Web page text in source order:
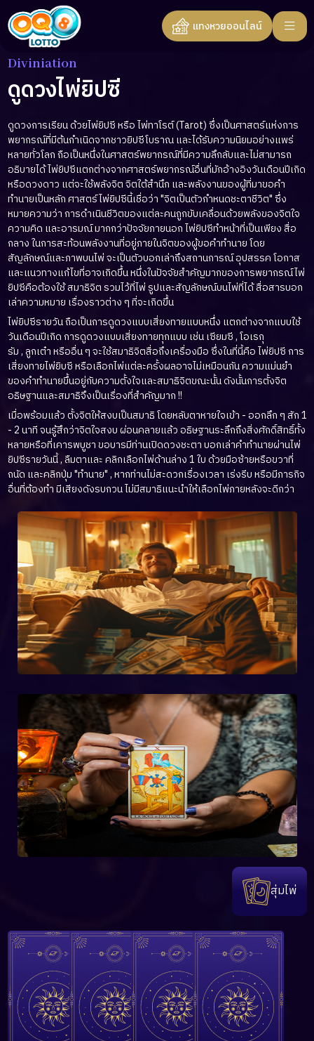
แทงหวยออนไลน์
Diviniation
ดูดวงไพ่ยิปซี
ดูดวงการเรียน ด้วยไพ่ยิปซี หรือ ไพ่ทาโรต์ (Tarot) ซึ่งเป็นศาสตร์แห่งการ
พยากรณ์ที่มีต้นกำเนิดจากชาวยิปซีโบราณ และได้รับความนิยมอย่างแพร่
หลายทั่วโลก ถือเป็นหนึ่งในศาสตร์พยากรณ์ที่มีความลึกลับและไม่สามารถ
อธิบายได้ ไพ่ยิปซีแตกต่างจากศาสตร์พยากรณ์อื่นที่มักอ้างอิงวันเดือนปีเกิด
หรือดวงดาว แต่จะใช้พลังจิต จิตใต้สำนึก และพลังงานของผู้ที่มาขอคำ
ทำนายเป็นหลัก ศาสตร์ไพ่ยิปซีนี้เชื่อว่า "จิตเป็นตัวกำหนดชะตาชีวิต" ซึ่ง
หมายความว่า การดำเนินชีวิตของแต่ละคนถูกขับเคลื่อนด้วยพลังของจิตใจ
ความคิด และอารมณ์ มากกว่าปัจจัยภายนอก ไพ่ยิปซีทำหน้าที่เป็นเพียง สื่อ
กลาง ในการสะท้อนพลังงานที่อยู่ภายในจิตของผู้ขอคำทำนาย โดย
สัญลักษณ์และภาพบนไพ่ จะเป็นตัวบอกเล่าถึงสถานการณ์ อุปสรรค โอกาส
และแนวทางแก้ไขที่อาจเกิดขึ้น หนึ่งในปัจจัยสำคัญมากของการพยากรณ์ไพ่
ยิปซีคือต้องใช้ สมาธิจิต รวมไว้ที่ไพ่ รูปและสัญลักษณ์บนไพ่ที่ได้ สื่อสารบอก
เล่าความหมาย เรื่องราวต่าง ๆ ที่จะเกิดขึ้น
ไพ่ยิปซีรายวัน ถือเป็นการดูดวงแบบเสี่ยงทายแบบหนึ่ง แตกต่างจากแบบใช้
วันเดือนปีเกิด การดูดวงแบบเสี่ยงทายทุกแบบ เช่น เซียมซี , โอเรกุ
รัม , ลูกเต๋า หรืออื่น ๆ จะใช้สมาธิจิตสื่อถึงเครื่องมือ ซึ่งในที่นี้คือ ไพ่ยิปซี การ
เสี่ยงทายไพ่ยิบซี หรือเลือกไพ่แต่ละครั้งผลอาจไม่เหมือนกัน ความแม่นยำ
ของคำทำนายขึ้นอยู่กับความตั้งใจและสมาธิจิตขณะนั้น ดังนั้นการตั้งจิต
อธิษฐานและสมาธิจึงเป็นเรื่องที่สำคัญมาก !!
เมื่อพร้อมแล้ว ตั้งจิตให้สงบเป็นสมาธิ โดยหลับตาหายใจเข้า - ออกลึก ๆ สัก 1
- 2 นาที จนรู้สึกว่าจิตใจสงบ ผ่อนคลายแล้ว อธิษฐานระลึกถึงสิ่งศักดิ์สิทธิ์ทั้ง
หลายหรือที่เคารพบูชา ขอบารมีท่านเปิดดวงชะตา บอกเล่าคำทำนายผ่านไพ่
ยิปซีรายวันนี้ , ลืมตาและ คลิกเลือกไพ่ด้านล่าง 1 ใบ ด้วยมือซ้ายหรือขวาที่
ถนัด และคลิกปุ่ม "ทำนาย" , หากท่านไม่สะดวกเรื่องเวลา เร่งรีบ หรือมีภารกิจ
อื่นที่ต้องทำ มีเสียงดังรบกวน ไม่มีสมาธิแนะนำให้เลือกไพ่ภายหลังจะดีกว่า
สุ่มไพ่